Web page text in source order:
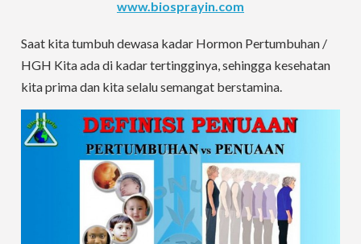
www.biosprayin.com
Saat kita tumbuh dewasa kadar Hormon Pertumbuhan /
HGH Kita ada di kadar tertingginya, sehingga kesehatan
kita prima dan kita selalu semangat berstamina.